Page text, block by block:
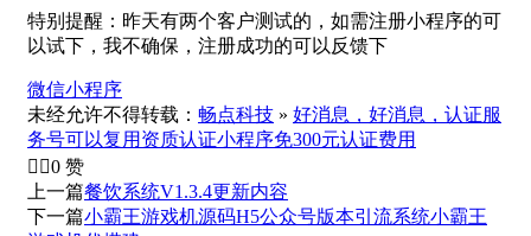
特别提醒：昨天有两个客户测试的，如需注册小程序的可
以试下，我不确保，注册成功的可以反馈下
微信小程序
未经允许不得转载： 畅点科技 » 好消息，好消息，认证服
务号可以复用资质认证小程序免300元认证费用
 0 赞
上一篇餐饮系统V1.3.4更新内容
下一篇小霸王游戏机源码H5公众号版本引流系统小霸王